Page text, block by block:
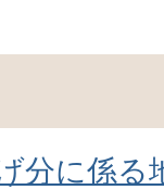
分に係る